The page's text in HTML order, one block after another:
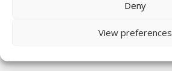
Deny
View preferences